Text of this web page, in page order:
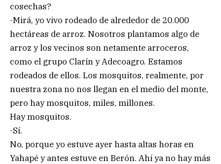
cosechas?
-Mirá, yo vivo rodeado de alrededor de 20.000
hectáreas de arroz. Nosotros plantamos algo de
arroz y los vecinos son netamente arroceros,
como el grupo Clarín y Adecoagro. Estamos
rodeados de ellos. Los mosquitos, realmente, por
nuestra zona no nos llegan en el medio del monte,
pero hay mosquitos, miles, millones.
Hay mosquitos.
-Sí.
No, porque yo estuve ayer hasta altas horas en
Yahapé y antes estuve en Berón. Ahí ya no hay más